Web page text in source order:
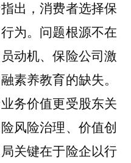
出，消费者选择保
为。问题根源不在
动机、保险公司激
素养教育的缺失。
务价值更受股东关
风险治理、价值创
关键在于险企以行